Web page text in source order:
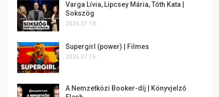
Varga Lívia, Lipcsey Mária, Tóth Kata |
Sokszög
2026.07.18.
Supergirl (power) | Filmes
2026.07.16.
A Nemzetközi Booker-díj | Könyvjelző